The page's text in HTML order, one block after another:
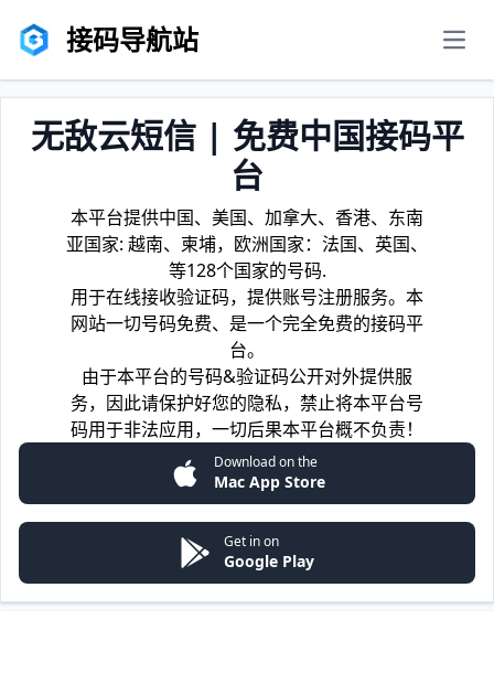
接码导航站
无敌云短信 | 免费中国接码平
台
本平台提供中国、美国、加拿大、香港、东南
亚国家: 越南、柬埔，欧洲国家：法国、英国、
等128个国家的号码.
用于在线接收验证码，提供账号注册服务。本
网站一切号码免费、是一个完全免费的接码平
台。
由于本平台的号码&验证码公开对外提供服
务，因此请保护好您的隐私，禁止将本平台号
码用于非法应用，一切后果本平台概不负责！
Download on the
Mac App Store
Get in on
Google Play